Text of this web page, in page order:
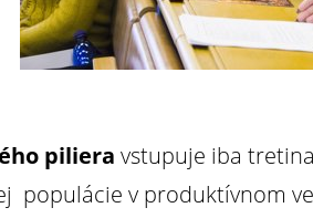
piliera vstupuje iba
populácie v produktívnom